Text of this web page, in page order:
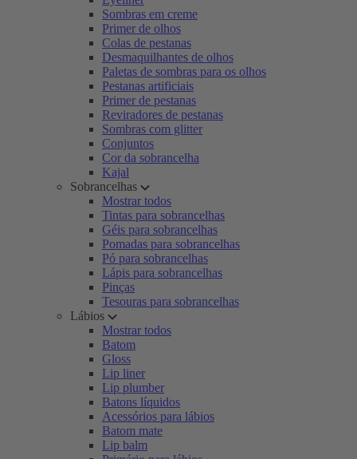
Sombras em creme
Primer de olhos
Colas de pestanas
Desmaquilhantes de olhos
Paletas de sombras para os olhos
Pestanas artificiais
Primer de pestanas
Reviradores de pestanas
Sombras com glitter
Conjuntos
Cor da sobrancelha
Kajal
Sobrancelhas
Mostrar todos
Tintas para sobrancelhas
Géis para sobrancelhas
Pomadas para sobrancelhas
Pó para sobrancelhas
Lápis para sobrancelhas
Pinças
Tesouras para sobrancelhas
Lábios
Mostrar todos
Batom
Gloss
Lip liner
Lip plumber
Batons líquidos
Acessórios para lábios
Batom mate
Lip balm